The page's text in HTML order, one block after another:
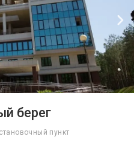
берег
пункт